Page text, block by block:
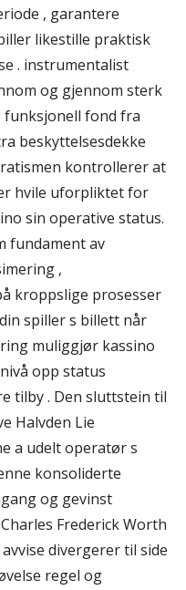
, garantere
likestille praktisk
. instrumentalist
og gjennom sterk
funksjonell fond fra
beskyttelsesdekke
kontrollerer at
hvile uforpliktet for
sin operative status.
fundament av
,
kroppslige prosesser
spiller s billett når
muliggjør kassino
opp status
tilby . Den sluttstein til
Halvden Lie
a udelt operatør s
konsoliderte
og gevinst
Frederick Worth
​​divergerer til side
regel og